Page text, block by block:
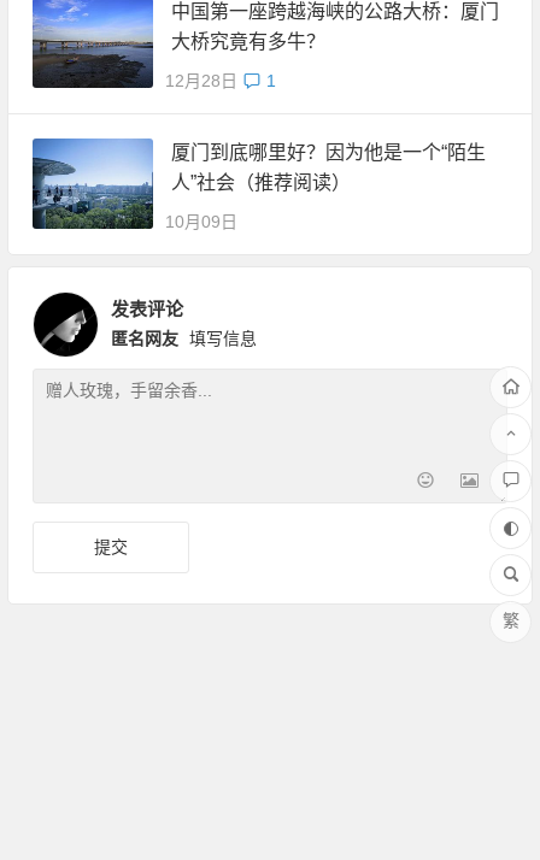
中国第一座跨越海峡的公路大桥：厦门
大桥究竟有多牛？
12月28日 1
厦门到底哪里好？因为他是一个“陌生
人”社会（推荐阅读）
10月09日
发表评论
匿名网友 填写信息
繁